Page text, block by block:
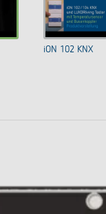
iON 102 KNX